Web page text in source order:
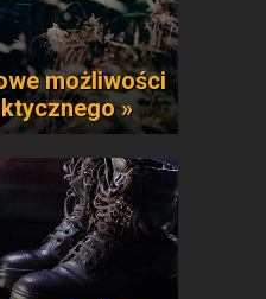
możliwości
»